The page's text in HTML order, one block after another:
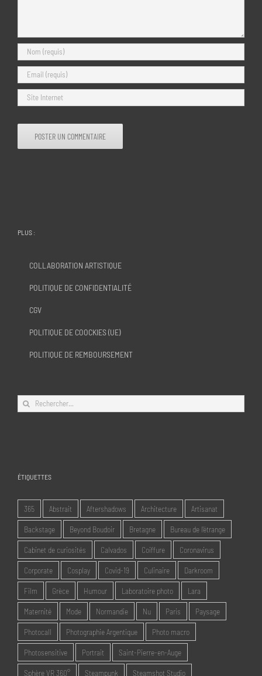
PLUS :
COLLABORATION ARTISTIQUE
POLITIQUE DE CONFIDENTIALITÉ
CGV
POLITIQUE DE COOCKIES (UE)
POLITIQUE DE REMBOURSEMENT
Rechercher:
ÉTIQUETTES
365 Abstrait Aftershadows Architecture Artisanat
Backstage Beyond Boudoir Bretagne Bureau de l'étrange
Cabinet de curiosités Calvados Coiffure Coronavirus
Corporate Cosplay Covid-19 Culinaire Darkroom
Film Grèce Humour Laboratoire photo Lara
Maternité Mode Normandie Nu Paris Paysage
Photocall Photographie Argentique Photo macro
Photosensitive Portrait Saint-Pierre-en-Auge
Sphère VR 360° Steampunk Steamshot Studio